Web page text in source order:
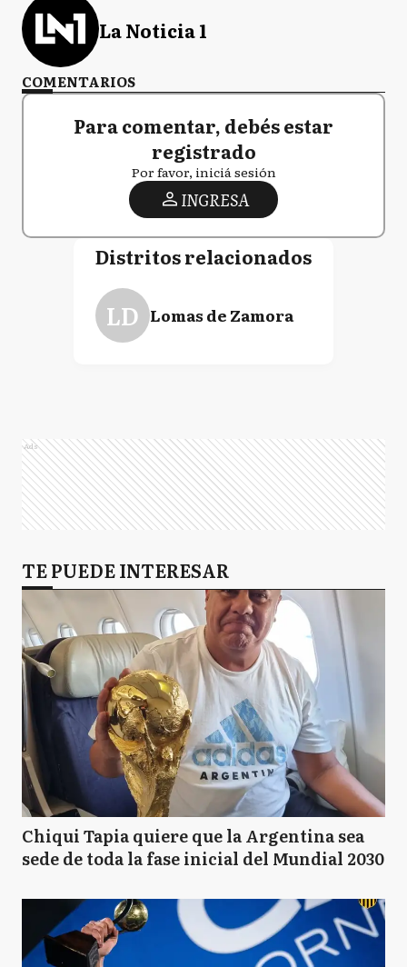
La Noticia 1
COMENTARIOS
Para comentar, debés estar
registrado
Por favor, iniciá sesión
INGRESA
Distritos relacionados
LD Lomas de Zamora
Ads
TE PUEDE INTERESAR
Chiqui Tapia quiere que la Argentina sea
sede de toda la fase inicial del Mundial 2030